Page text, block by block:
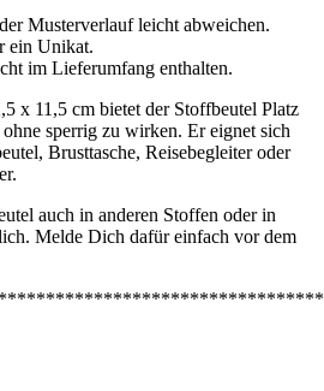
Musterverlauf leicht abweichen.
ein Unikat.
im Lieferumfang enthalten.
x 11,5 cm bietet der Stoffbeutel Platz
sperrig zu wirken. Er eignet sich
Brusttasche, Reisebegleiter oder
auch in anderen Stoffen oder in
Melde Dich dafür einfach vor dem